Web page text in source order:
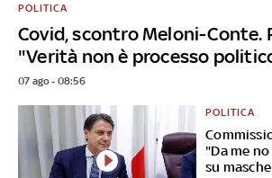
Covid, scontro Meloni-Conte.
"Verità non è processo
POLITICA
07 ago - 08:56
"Da me
su
POLITICA